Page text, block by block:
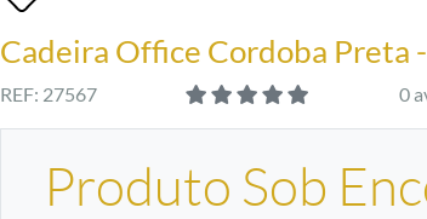
Cadeira Office Cordoba Preta
REF: 27567 0
Produto Sob